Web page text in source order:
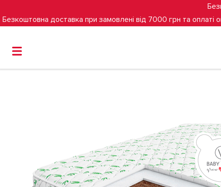
Безкоштовна доставка при замовлені від 7000 грн та оплаті